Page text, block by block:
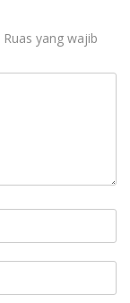
Ruas yang wajib